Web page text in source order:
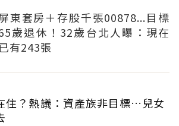
東套房＋存股千張00878...目標
歲退休！32歲台北人曝：現在
有243張
住？熱議：資產族非目標…兒女